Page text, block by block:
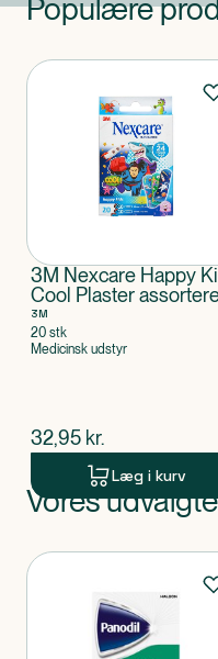
Populære
Produkter
3M Nexcare Happy
Cool Plaster
3M
20 stk
Medicinsk udstyr
$nuværende pris
32,95 kr.
Læg i kurv
Produkt 1 af 0
Vores
Produkter